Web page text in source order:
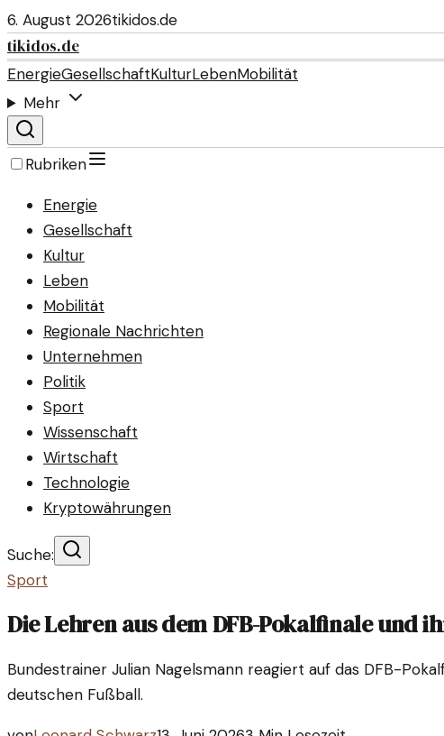
6. August 2026tikidos.de
tikidos.de
EnergieGesellschaftKulturLebenMobilität
Mehr
Rubriken
Energie
Gesellschaft
Kultur
Leben
Mobilität
Regionale Nachrichten
Unternehmen
Politik
Sport
Wissenschaft
Wirtschaft
Technologie
Kryptowährungen
Suche:
Sport
Die Lehren aus dem DFB-Pokalfinale und
Bundestrainer Julian Nagelsmann reagiert auf das DFB-
deutschen Fußball.